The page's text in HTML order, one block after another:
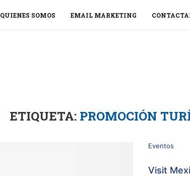
QUIENES SOMOS EMAIL MARKETING
ETIQUETA: PROMOCIÓN
Eventos
Visit